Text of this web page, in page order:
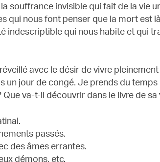
souffrance invisible qui fait de la vie
qui nous font penser que la mort est
indescriptible qui nous habite et qui
avec le désir de vivre
un jour de congé. Je prends du
va-t-il découvrir dans le livre de sa
passés.
des âmes errantes.
démons, etc.